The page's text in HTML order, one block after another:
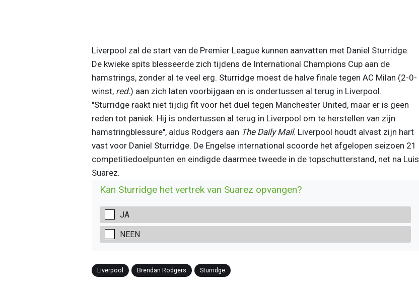
Liverpool zal de start van de Premier League kunnen aanvatten met Daniel Sturridge.
De kwieke spits blesseerde zich tijdens de International Champions Cup aan de
hamstrings, zonder al te veel erg. Sturridge moest de halve finale tegen AC Milan (2-0-
winst, red.) aan zich laten voorbijgaan en is ondertussen al terug in Liverpool.
"Sturridge raakt niet tijdig fit voor het duel tegen Manchester United, maar er is geen
reden tot paniek. Hij is ondertussen al terug in Liverpool om te herstellen van zijn
hamstringblessure", aldus Rodgers aan The Daily Mail. Liverpool houdt alvast zijn hart
vast voor Daniel Sturridge. De Engelse international scoorde het afgelopen seizoen 21
competitiedoelpunten en eindigde daarmee tweede in de topschutterstand, net na Luis
Suarez.
Kan Sturridge het vertrek van Suarez opvangen?
JA
NEEN
Liverpool Brendan Rodgers Sturridge